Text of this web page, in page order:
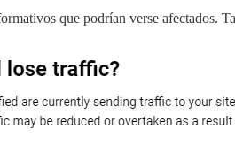
que podrían verse afectados.